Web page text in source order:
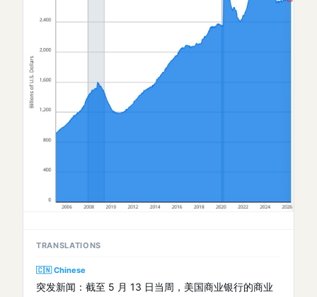
TRANSLATIONS
🇨🇳 Chinese
突发新闻：截至 5 月 13 日当周，美国商业银行的商业